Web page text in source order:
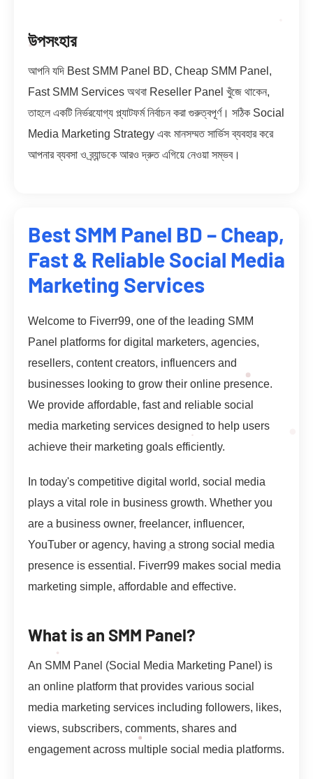
উপসংহার
আপনি যদি Best SMM Panel BD, Cheap SMM Panel,
Fast SMM Services অথবা Reseller Panel খুঁজে থাকেন,
তাহলে একটি নির্ভরযোগ্য প্ল্যাটফর্ম নির্বাচন করা গুরুত্বপূর্ণ। সঠিক Social
Media Marketing Strategy এবং মানসম্মত সার্ভিস ব্যবহার করে
আপনার ব্যবসা ও ব্র্যান্ডকে আরও দ্রুত এগিয়ে নেওয়া সম্ভব।
Best SMM Panel BD – Cheap,
Fast & Reliable Social Media
Marketing Services
Welcome to Fiverr99, one of the leading SMM
Panel platforms for digital marketers, agencies,
resellers, content creators, influencers and
businesses looking to grow their online presence.
We provide affordable, fast and reliable social
media marketing services designed to help users
achieve their marketing goals efficiently.
In today's competitive digital world, social media
plays a vital role in business growth. Whether you
are a business owner, freelancer, influencer,
YouTuber or agency, having a strong social media
presence is essential. Fiverr99 makes social media
marketing simple, affordable and effective.
What is an SMM Panel?
An SMM Panel (Social Media Marketing Panel) is
an online platform that provides various social
media marketing services including followers, likes,
views, subscribers, comments, shares and
engagement across multiple social media platforms.